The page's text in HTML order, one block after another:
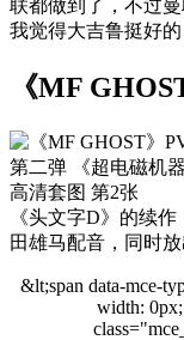
联都做到了，不过
我觉得大吉鲁挺好
《MF
《头文字D》的续
田雄马配音，同时放
&lt;span data-mce-
width: